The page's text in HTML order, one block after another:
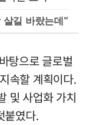
길 바랐는데"
탕으로 글로벌
속할 계획이다.
및 사업화 가치
붙였다.